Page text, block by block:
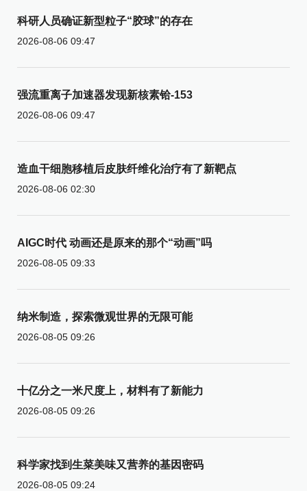
科研人员确证新型粒子“胶球”的存在
2026-08-06 09:47
强流重离子加速器发现新核素铪-153
2026-08-06 09:47
造血干细胞移植后皮肤纤维化治疗有了新靶点
2026-08-06 02:30
AIGC时代 动画还是原来的那个“动画”吗
2026-08-05 09:33
纳米制造，探索微观世界的无限可能
2026-08-05 09:26
十亿分之一米尺度上，材料有了新能力
2026-08-05 09:26
科学家找到生菜美味又营养的基因密码
2026-08-05 09:24